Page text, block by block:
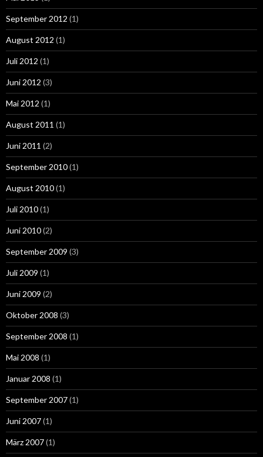
September 2012 (1)
August 2012 (1)
Juli 2012 (1)
Juni 2012 (3)
Mai 2012 (1)
August 2011 (1)
Juni 2011 (2)
September 2010(1)
August 2010(1)
Juli 2010(1)
Juni 2010(2)
September 2009 (3)
Juli 2009 (1)
Juni 2009 (2)
Oktober 2008 (3)
September 2008 (1)
Mai 2008 (1)
Januar 2008 (1)
September 2007(1)
Juni 2007(1)
März 2007(1)